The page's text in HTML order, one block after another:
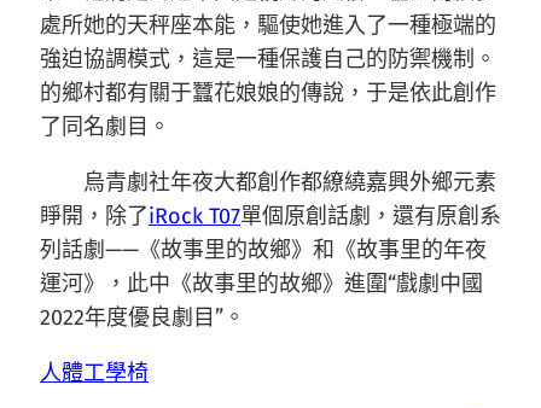
處所她的天秤座本能，驅使她進入了一種極端的
強迫協調模式，這是一種保護自己的防禦機制。
的鄉村都有關于蠶花娘娘的傳說，于是依此創作
了同名劇目。
烏青劇社年夜大都創作都繚繞嘉興外鄉元素
睜開，除了iRock T07單個原創話劇，還有原創系
列話劇——《故事里的故鄉》和《故事里的年夜
運河》，此中《故事里的故鄉》進圍“戲劇中國
2022年度優良劇目”。
人體工學椅